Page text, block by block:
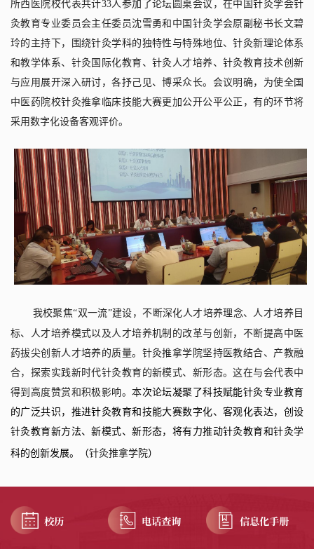
所西医院校代表共计33人参加了论坛圆桌会议，在中国针灸学会针
灸教育专业委员会主任委员沈雪勇和中国针灸学会原副秘书长文碧
玲的主持下，围绕针灸学科的独特性与特殊地位、针灸新理论体系
和教学体系、针灸国际化教育、针灸人才培养、针灸教育技术创新
与应用展开深入研讨，各抒己见、博采众长。会议明确，为使全国
中医药院校针灸推拿临床技能大赛更加公开公平公正，有的环节将
采用数字化设备客观评价。
我校聚焦“双一流”建设，不断深化人才培养理念、人才培养目
标、人才培养模式以及人才培养机制的改革与创新，不断提高中医
药拔尖创新人才培养的质量。针灸推拿学院坚持医教结合、产教融
合，探索实践新时代针灸教育的新模式、新形态。这在与会代表中
得到高度赞赏和积极影响。本次论坛凝聚了科技赋能针灸专业教育
的广泛共识，推进针灸教育和技能大赛数字化、客观化表达，创设
针灸教育新方法、新模式、新形态，将有力推动针灸教育和针灸学
科的创新发展。 （针灸推拿学院）
校历 电话查询 信息化手册